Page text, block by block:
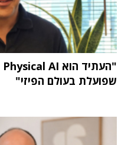
שפועלת בעולם הפיזי"